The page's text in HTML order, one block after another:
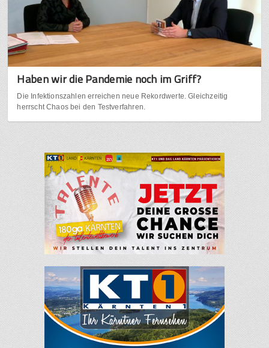
Haben wir die Pandemie noch im Griff?
Die Infektionszahlen erreichen neue Rekordwerte. Gleichzeitig
herrscht Chaos bei den Testverfahren.